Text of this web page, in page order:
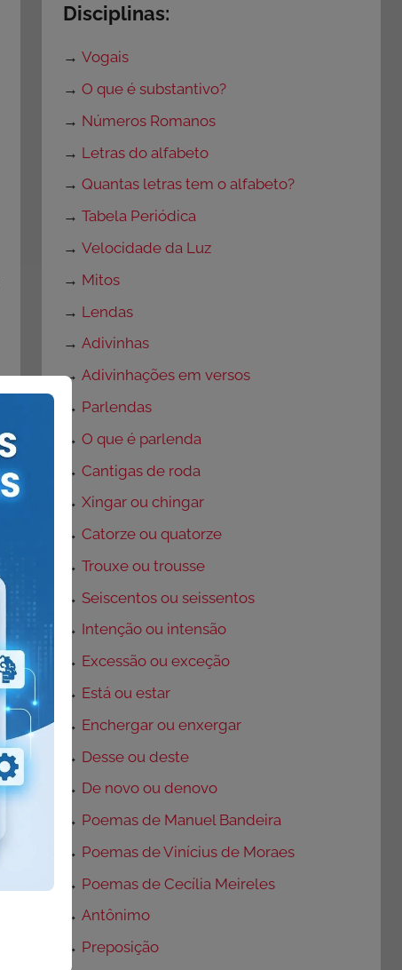
Disciplinas:
→Vogais
→O que é substantivo?
→ Números Romanos
→ Letras do alfabeto
→Quantas letras tem o alfabeto?
→Tabela Periódica
→Velocidade da Luz
→ Mitos
→ Lendas
→Adivinhas
→Adivinhações em versos
→ Parlendas
→O que é parlenda
→Cantigas de roda
→Xingar ou chingar
→Catorze ou quatorze
→Trouxe ou trousse
→ Seiscentos ou seissentos
→ Intenção ou intensão
→ Excessão ou exceção
→ Está ou estar
→ Enchergar ou enxergar
→ Desse ou deste
→ De novo ou denovo
→ Poemas de Manuel Bandeira
→ Poemas de Vinícius de Moraes
→ Poemas de Cecília Meireles
→Antônimo
→ Preposição